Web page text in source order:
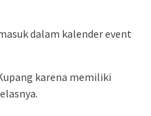
dalam kalender event
karena memiliki